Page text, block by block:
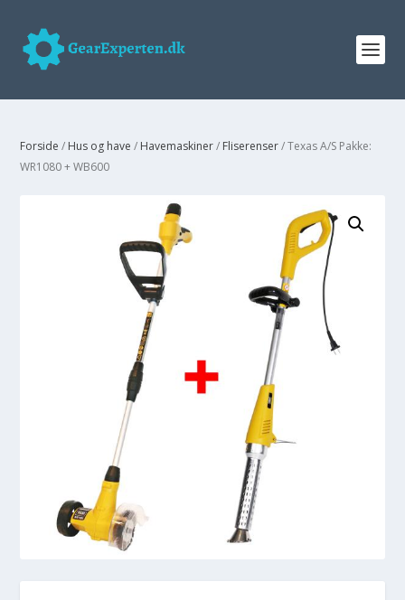
Forside / Hus og have / Havemaskiner/ Fliserenser/ Texas A/S Pakke:
WR1080 + WB600